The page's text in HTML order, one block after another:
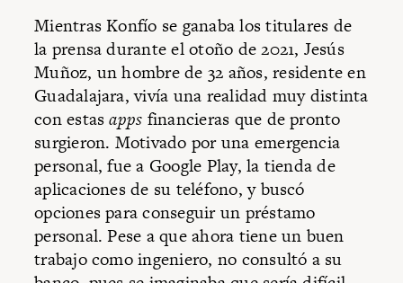
Mientras Konfío se ganaba los titulares de
la prensa durante el otoño de 2021, Jesús
Muñoz, un hombre de 32 años, residente en
Guadalajara, vivía una realidad muy distinta
con estasapps financieras que de pronto
surgieron. Motivado por una emergencia
personal, fue a Google Play, la tienda de
aplicaciones de su teléfono, y buscó
opciones para conseguir un préstamo
personal. Pese a que ahora tiene un buen
trabajo como ingeniero, no consultó a su